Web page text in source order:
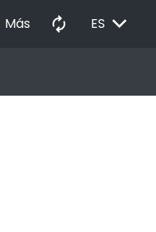
Más autorenew ES EXPAND_MORE